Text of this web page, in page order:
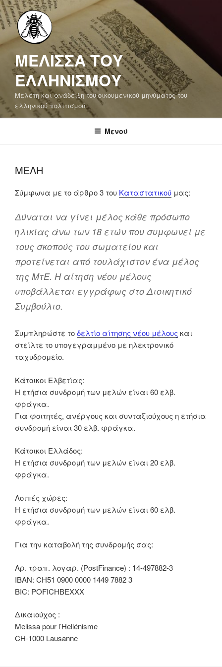
Μετάβαση
στο
περιεχόμενο
ΜΕΛΙΣΣΑ ΤΟΥ
ΕΛΛΗΝΙΣΜΟΥ
Μελέτη και ανάδειξη του οικουμενικού μηνύματος του
ελληνικού πολιτισμού
Μενού
ΜΈΛΗ
Σύμφωνα με το άρθρο 3 του Καταστατικού μας:
Δύναται να γίνει μέλος κάθε πρόσωπο
ηλικίας άνω των 18 ετών που συμφωνεί με
τους σκοπούς του σωματείου και
προτείνεται από τουλάχιστον ένα μέλος
της ΜτΕ. Η αίτηση νέου μέλους
υποβάλλεται εγγράφως στο Διοικητικό
Συμβούλιο.
Συμπληρώστε τοδελτίο αίτησης νέου μέλους και
στείλτε το υπογεγραμμένο με ηλεκτρονικό
ταχυδρομείο.
Κάτοικοι Ελβετίας:
Η ετήσια συνδρομή των μελών είναι 60 ελβ.
φράγκα.
Για φοιτητές, ανέργους και συνταξιούχους η ετήσια
συνδρομή είναι 30 ελβ. φράγκα.
Κάτοικοι Ελλάδος:
Η ετήσια συνδρομή των μελών είναι 20 ελβ.
φράγκα.
Λοιπές χώρες:
Η ετήσια συνδρομή των μελών είναι 60 ελβ.
φράγκα.
Για την καταβολή της συνδρομής σας:
Αρ. τραπ. λογαρ. (PostFinance) : 14-497882-3
IBAN: CH51 0900 0000 1449 7882 3
BIC: POFICHBEXXX
Δικαιούχος :
Melissa pour l’Hellénisme
CH-1000 Lausanne